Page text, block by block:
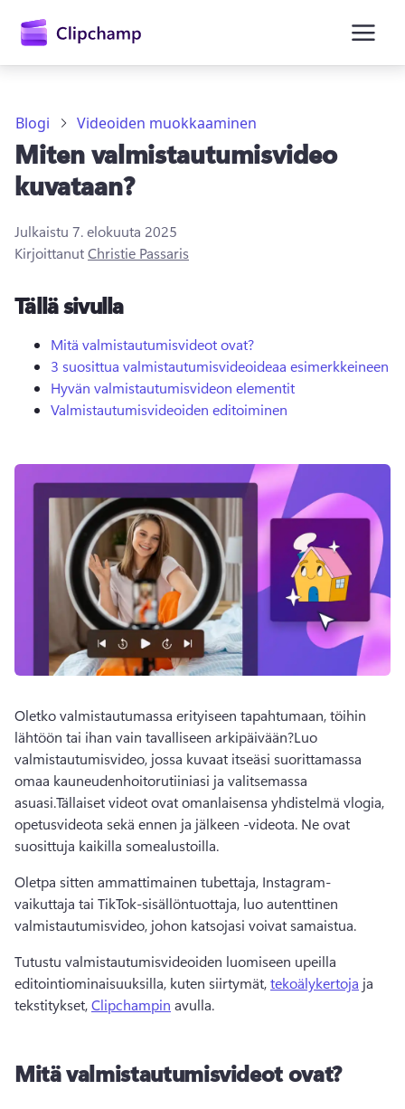
Kirjaudu sisään
Blogi Videoiden muokkaaminen
Miten valmistautumisvideo
kuvataan?
Julkaistu 7. elokuuta 2025
KirjoittanutChristie Passaris
Tällä sivulla
Mitä valmistautumisvideot ovat?
3 suosittua valmistautumisvideoideaa esimerkkeineen
Hyvän valmistautumisvideon elementit
Valmistautumisvideoiden editoiminen
Oletko valmistautumassa erityiseen tapahtumaan, töihin
lähtöön tai ihan vain tavalliseen arkipäivään?Luo
valmistautumisvideo, jossa kuvaat itseäsi suorittamassa
omaa kauneudenhoitorutiiniasi ja valitsemassa
asuasi.Tällaiset videot ovat omanlaisensa yhdistelmä vlogia,
opetusvideota sekä ennen ja jälkeen -videota. Ne ovat
suosittuja kaikilla somealustoilla.
Oletpa sitten ammattimainen tubettaja, Instagram-
vaikuttaja tai TikTok-sisällöntuottaja, luo autenttinen
valmistautumisvideo, johon katsojasi voivat samaistua.
Tutustu valmistautumisvideoiden luomiseen upeilla
editointiominaisuuksilla, kuten siirtymät, tekoälykertoja ja
tekstitykset, Clipchampin avulla.
Mitä valmistautumisvideot ovat?